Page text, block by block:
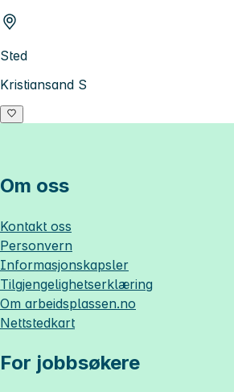
Sted
Kristiansand S
Om oss
Kontakt oss
Personvern
Informasjonskapsler
Tilgjengelighetserklæring
Om arbeidsplassen.no
Nettstedkart
For jobbsøkere